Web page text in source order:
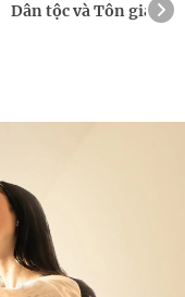
Dân tộc và Tôn giáo